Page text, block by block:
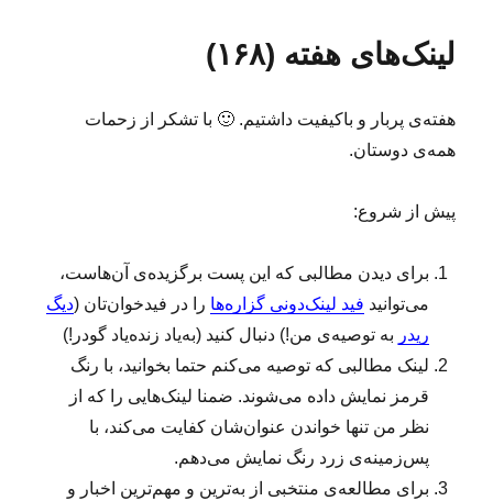
ا
م
ث
ب
ز
ن
ی
ا
ن
لینک‌های هفته (۱۶۸)
هفته‌ی پربار و باکیفیت داشتیم. 🙂 با تشکر از زحمات
همه‌ی دوستان.
پیش از شروع:
برای دیدن مطالبی که این پست برگزیده‌ی آن‌هاست،
می‌توانید فید لینک‌دونی گزاره‌ها را در فیدخوان‌تان (دیگ
ریدر به‌ توصیه‌ی من!) دنبال کنید (به‌یاد زنده‌یاد گودر!)
لینک‌ مطالبی که توصیه می‌کنم حتما بخوانید، با رنگ
قرمز نمایش داده می‌شوند. ضمنا لینک‌هایی را که از
نظر من تنها خواندن عنوان‌شان کفایت می‌کند، با
پس‌زمینه‌ی زرد رنگ نمایش می‌دهم.
برای مطالعه‌ی منتخبی از به‌ترین و مهم‌ترین اخبار و